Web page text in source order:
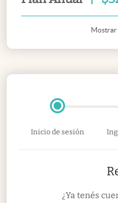
Mostrar
Inicio de sesión
¿Ya tenés